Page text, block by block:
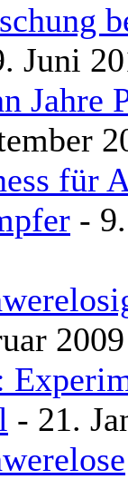
Juni
Jahre
für
-
2009
- 21.